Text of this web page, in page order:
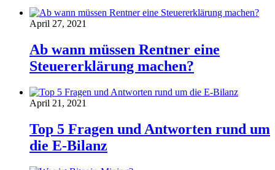
April 27, 2021
Ab wann müssen Rentner eine
Steuererklärung machen?
April 21, 2021
Top 5 Fragen und Antworten rund um
die E-Bilanz